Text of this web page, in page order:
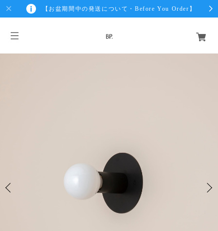
【お盆期間中の発送について・Before You Order】